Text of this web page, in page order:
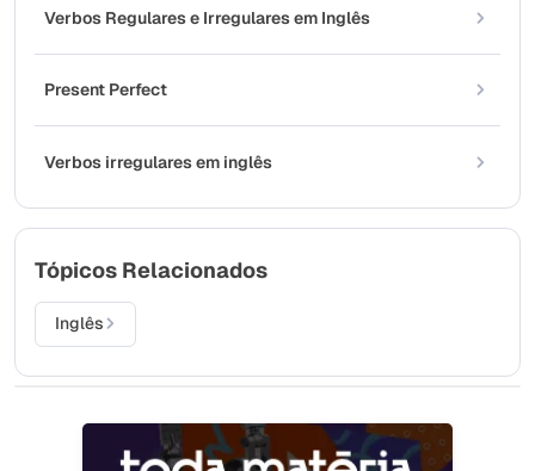
Verbos Regulares e Irregulares em Inglês
Present Perfect
Verbos irregulares em inglês
Tópicos Relacionados
Inglês